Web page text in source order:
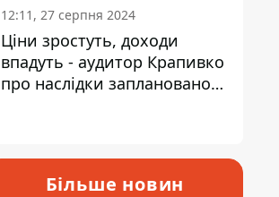
Кучеренко
12:11, 27 серпня 2024
Ціни зростуть, доходи
впадуть - аудитор Крапивко
про наслідки запланованого
Більше новин